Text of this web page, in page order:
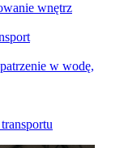
wnętrz
w wodę,